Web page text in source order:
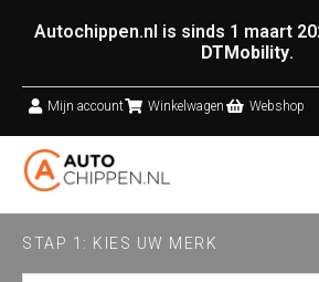
Autochippen.nl is sinds 1 maart
DTMobility.
Mijn account Winkelwagen Webshop
STAP 1: KIES UW MERK